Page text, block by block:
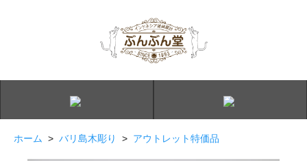
ホーム > バリ島木彫り > アウトレット特価品